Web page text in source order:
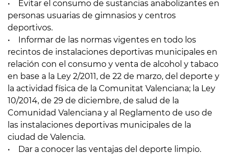
• Evitar el consumo de sustancias anabolizantes en
personas usuarias de gimnasios y centros
deportivos.
• Informar de las normas vigentes en todo los
recintos de instalaciones deportivas municipales en
relación con el consumo y venta de alcohol y tabaco
en base a la Ley 2/2011, de 22 de marzo, del deporte y
la actividad física de la Comunitat Valenciana; la Ley
10/2014, de 29 de diciembre, de salud de la
Comunidad Valenciana y al Reglamento de uso de
las instalaciones deportivas municipales de la
ciudad de Valencia.
• Dar a conocer las ventajas del deporte limpio.